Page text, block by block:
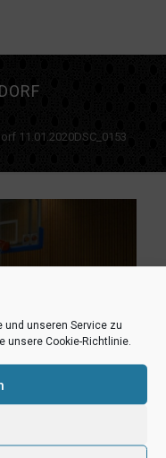
und unseren Service zu
unsere Cookie-Richtlinie.
11.01.2020DSC_0153